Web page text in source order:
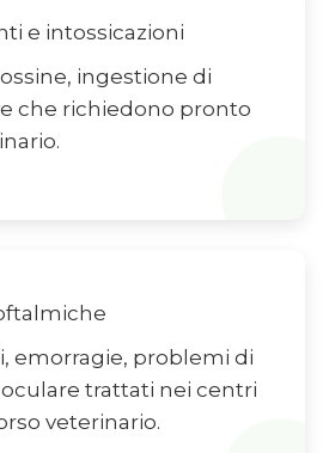
e intossicazioni
ingestione di
che richiedono pronto
emorragie, problemi di
trattati nei centri
veterinario.